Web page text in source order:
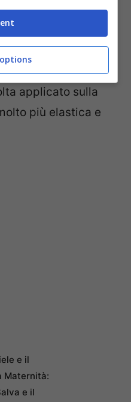
ottimo alleato per
tempo.Funge da
applicato sulla
più elastica e
e il
Maternità:
e il